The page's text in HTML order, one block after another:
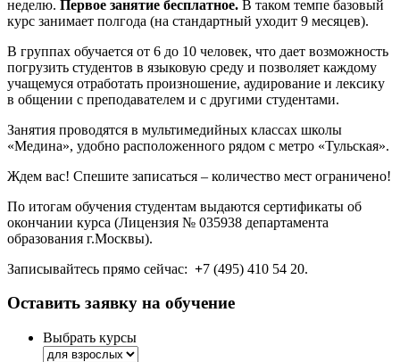
неделю. Первое занятие бесплатное. В таком темпе базовый
курс занимает полгода (на стандартный уходит 9 месяцев).
В группах обучается от 6 до 10 человек, что дает возможность
погрузить студентов в языковую среду и позволяет каждому
учащемуся отработать произношение, аудирование и лексику
в общении с преподавателем и с другими студентами.
Занятия проводятся в мультимедийных классах школы
«Медина», удобно расположенного рядом с метро «Тульская».
Ждем вас! Спешите записаться – количество мест ограничено!
По итогам обучения студентам выдаются сертификаты об
окончании курса (Лицензия № 035938 департамента
образования г.Москвы).
Записывайтесь прямо сейчас: +7 (495) 410 54 20.
Оставить заявку на обучение
Выбрать курсы